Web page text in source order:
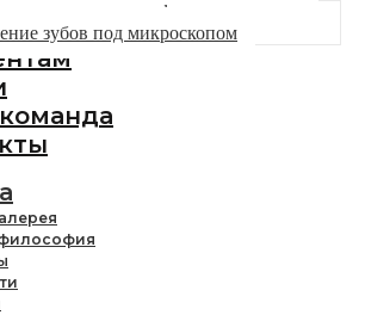
томография
зубов под микроскопом